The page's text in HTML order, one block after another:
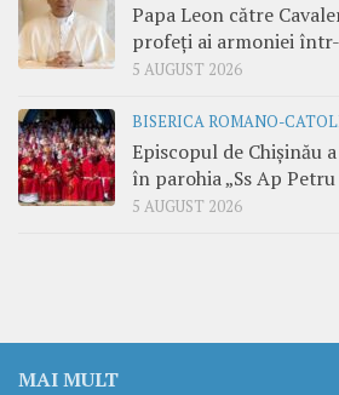
Papa Leon către
profeți ai armoniei
5 AUGUST 2026
BISERICA ROMANO-
Episcopul de Chișinău
în parohia „Ss Ap
5 AUGUST 2026
MAI MULT